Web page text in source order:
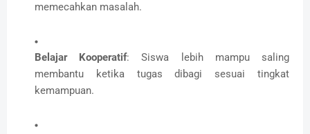
memecahkan masalah.
Belajar Kooperatif: Siswa lebih mampu saling
membantu ketika tugas dibagi sesuai tingkat
kemampuan.